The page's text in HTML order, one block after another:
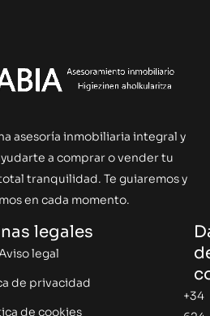
asesoría inmobiliaria integral y
a comprar o vender tu
tranquilidad. Te guiaremos y
en cada momento.
legales
legal
de privacidad
de cookies
+34